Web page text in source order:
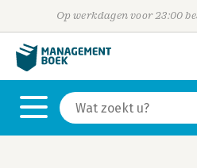
Op werkdagen voor 23:00